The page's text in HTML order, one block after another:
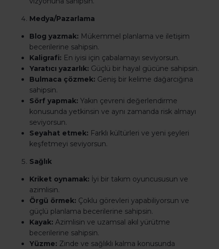
Medya/Pazarlama
Blog yazmak: Mükemmel planlama ve iletişim
becerilerine sahipsin.
Kaligrafi: En iyisi için çabalamayı seviyorsun.
Yaratıcı yazarlık: Güçlü bir hayal gücüne sahipsin.
Bulmaca çözmek: Geniş bir kelime dağarcığına
sahipsin.
Sörf yapmak: Yakın çevreni değerlendirme
konusunda yetkinsin ve aynı zamanda risk almayı
seviyorsun.
Seyahat etmek: Farklı kültürleri ve yeni şeyleri
keşfetmeyi seviyorsun.
Sağlık
Kriket oynamak: İyi bir takım oyuncususun ve
azimlisin.
Örgü örmek: Çoklu görevleri yapabiliyorsun ve
güçlü planlama becerilerine sahipsin.
Kayak: Azimlisin ve uzamsal akıl yürütme
becerilerine sahipsin.
Yüzme: Zinde ve sağlıklı kalma konusunda